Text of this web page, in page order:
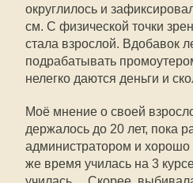
округлилось и
см. С физической точки
стала взрослой. Вдобавок
подрабатывать
нелегко даются деньги и
Моё мнение о своей
держалось до 20 лет, пока
администратором и хорошо
же время училась на 3